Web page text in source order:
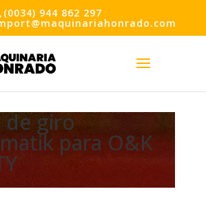
(0034) 944 862 297
giro
para O&K